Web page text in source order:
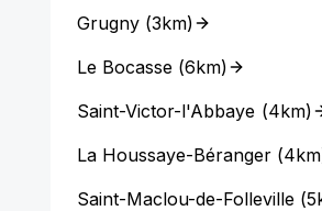
Grugny(3km)
Le Bocasse(6km)
Saint-Victor-l'Abbaye (4km)
La Houssaye-Béranger(4km
Saint-Maclou-de-Folleville(